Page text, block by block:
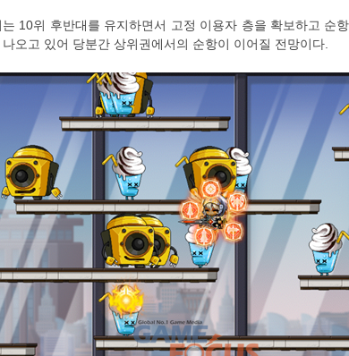
10위 후반대를 유지하면서 고정 이용자 층을 확보하고
오고 있어 당분간 상위권에서의 순항이 이어질 전망이다.